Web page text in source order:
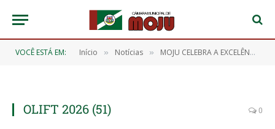
VOCÊ ESTÁ EM: Início » Notícias » MOJU CELEBRA A EXCELÊNCIA DOS NOSSOS ESTUDANTES! 🎖️📖
OLIFT 2026 (51) 0